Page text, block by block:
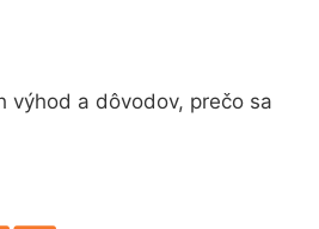
výhod a dôvodov, prečo sa